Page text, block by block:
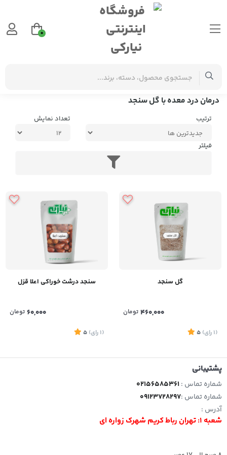
برچسب‌ها درمان درد معده با گل سنجد
درمان درد معده با گل سنجد
ترتیب تعداد نمایش
فیلتر
گل سنجد
460,000 تومان
(1 رای)
5
سنجد درشت خوراکی اعلا قزل
60,000 تومان
(1 رای)
5
پشتیبانی
شماره تماس :02156585361
شماره تماس :09123728297
آدرس :
شعبه 1: تهران رباط کریم شهرک زواره ای
0